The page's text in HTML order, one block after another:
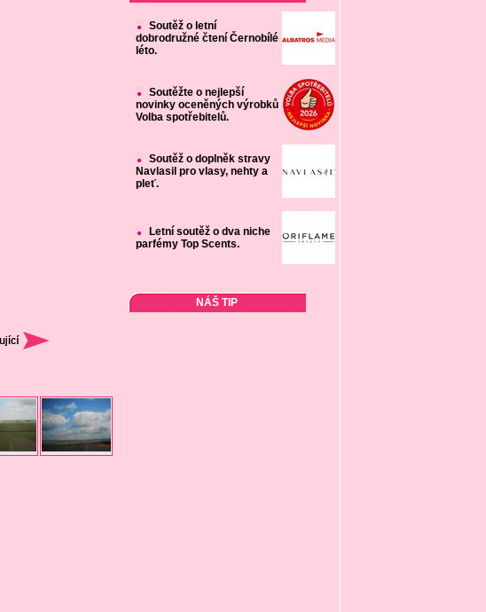
Soutěž o letní
dobrodružné čtení Černobílé
léto.
Soutěžte o nejlepší
novinky oceněných výrobků
Volba spotřebitelů.
Soutěž o doplněk stravy
Navlasil pro vlasy, nehty a
pleť.
Letní soutěž o dva niche
parfémy Top Scents.
NÁŠ TIP